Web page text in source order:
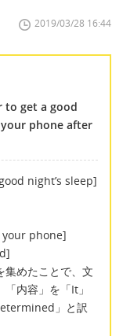
2019/03/28 16:44
to get a good
your phone after
night’s sleep]
your phone]
集めたことで、文
内容」を「It」
」と訳